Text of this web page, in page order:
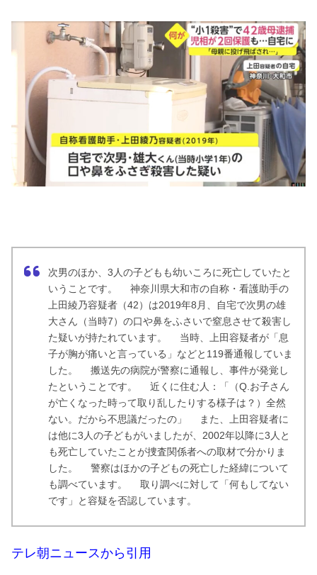
次男のほか、3人の子どもも幼いころに死亡していたと
いうことです。 神奈川県大和市の自称・看護助手の
上田綾乃容疑者（42）は2019年8月、自宅で次男の雄
大さん（当時7）の口や鼻をふさいで窒息させて殺害し
た疑いが持たれています。 当時、上田容疑者が「息
子が胸が痛いと言っている」などと119番通報していま
した。 搬送先の病院が警察に通報し、事件が発覚し
たということです。 近くに住む人：「（Q.お子さん
が亡くなった時って取り乱したりする様子は？）全然
ない。だから不思議だったの」 また、上田容疑者に
は他に3人の子どもがいましたが、2002年以降に3人と
も死亡していたことが捜査関係者への取材で分かりま
した。 警察はほかの子どもの死亡した経緯について
も調べています。 取り調べに対して「何もしてない
です」と容疑を否認しています。
テレ朝ニュースから引用